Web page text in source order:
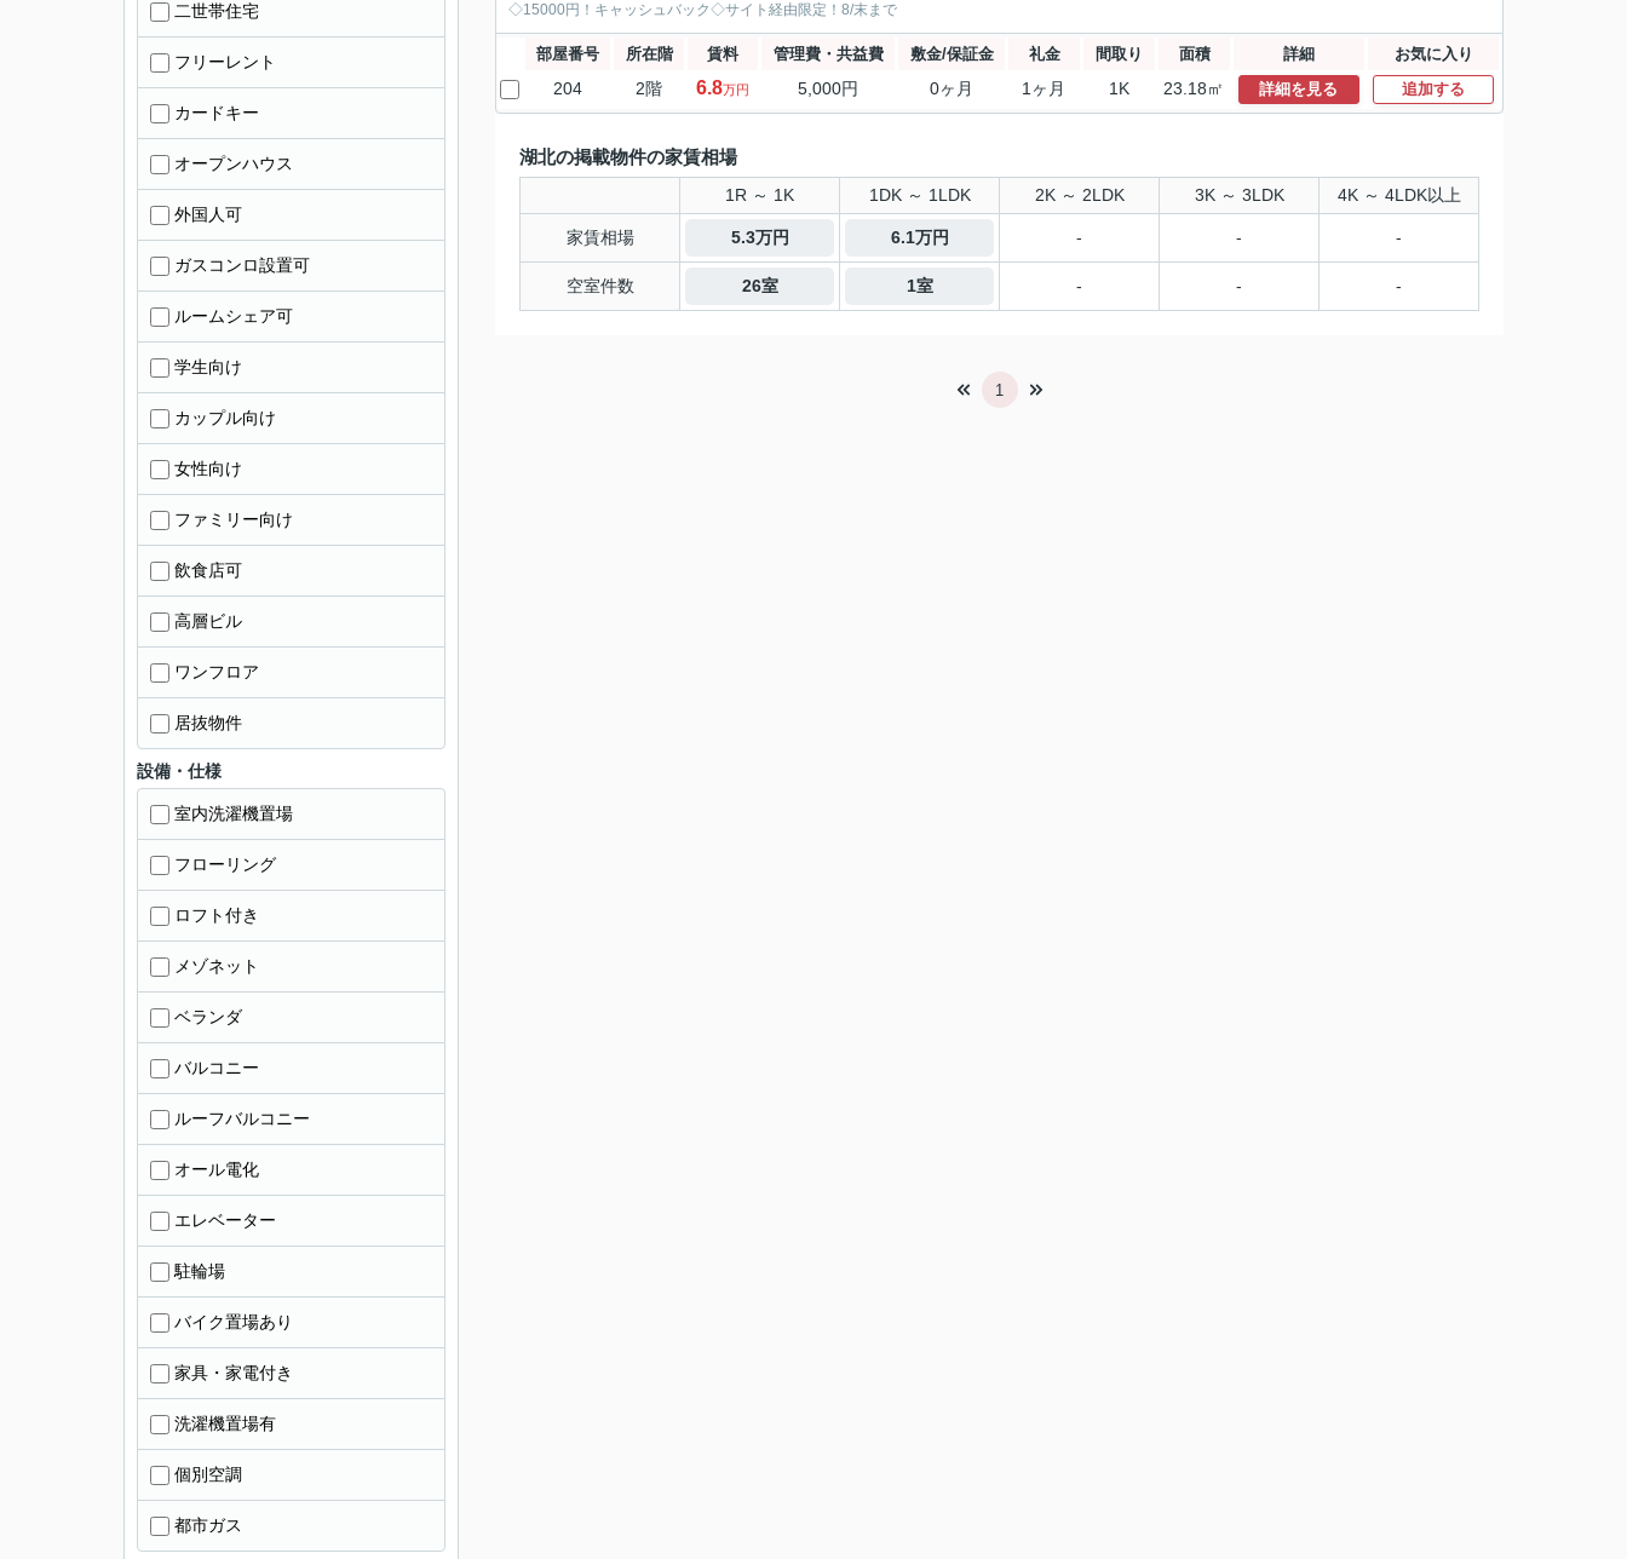
◇15000円！キャッシュバック◇サイト経由限定！8/末まで
部屋番号 所在階 賃料 管理費・共益費 敷金/保証金 礼金 間取り 面積 詳細 お気に入り
204 2階 6.8万円 5,000円 0ヶ月 1ヶ月 1K 23.18㎡ 詳細を見る 追加する
湖北の掲載物件の家賃相場
1R ～ 1K 1DK ～ 1LDK 2K ～ 2LDK 3K ～ 3LDK 4K ～ 4LDK以上
家賃相場 5.3万円 6.1万円 - - -
空室件数 26室 1室 - - -
1
二世帯住宅
フリーレント
カードキー
オープンハウス
外国人可
ガスコンロ設置可
ルームシェア可
学生向け
カップル向け
女性向け
ファミリー向け
飲食店可
高層ビル
ワンフロア
居抜物件
設備・仕様
室内洗濯機置場
フローリング
ロフト付き
メゾネット
ベランダ
バルコニー
ルーフバルコニー
オール電化
エレベーター
駐輪場
バイク置場あり
家具・家電付き
洗濯機置場有
個別空調
都市ガス